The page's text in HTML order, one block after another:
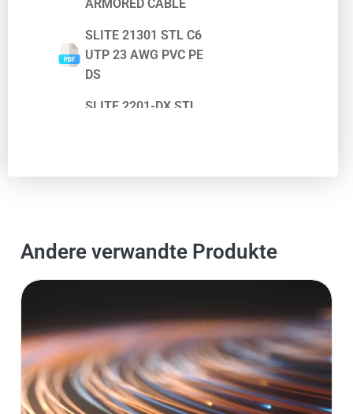
ARMORED CABLE
SLITE 21301 STL C6
UTP 23 AWG PVC PE
DS
SLITE 2201-DX STL
Andere verwandte Produkte